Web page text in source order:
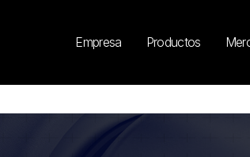
Empresa Productos